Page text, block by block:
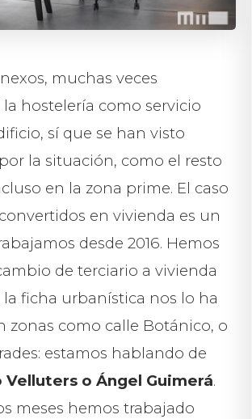
muchas veces
hostelería como servicio
sí que se han visto
la situación, como el resto
en la zona prime. El caso
en vivienda es un
desde 2016. Hemos
de terciario a vivienda
ficha urbanística nos lo ha
zonas como calle Botánico, o
estamos hablando de
Velluters o Ángel Guimerá.
meses hemos trabajado